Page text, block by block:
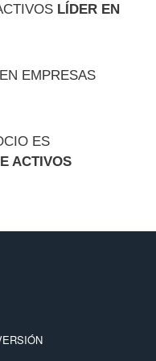
LÍDER EN
EMPRESAS
ES
ACTIVOS